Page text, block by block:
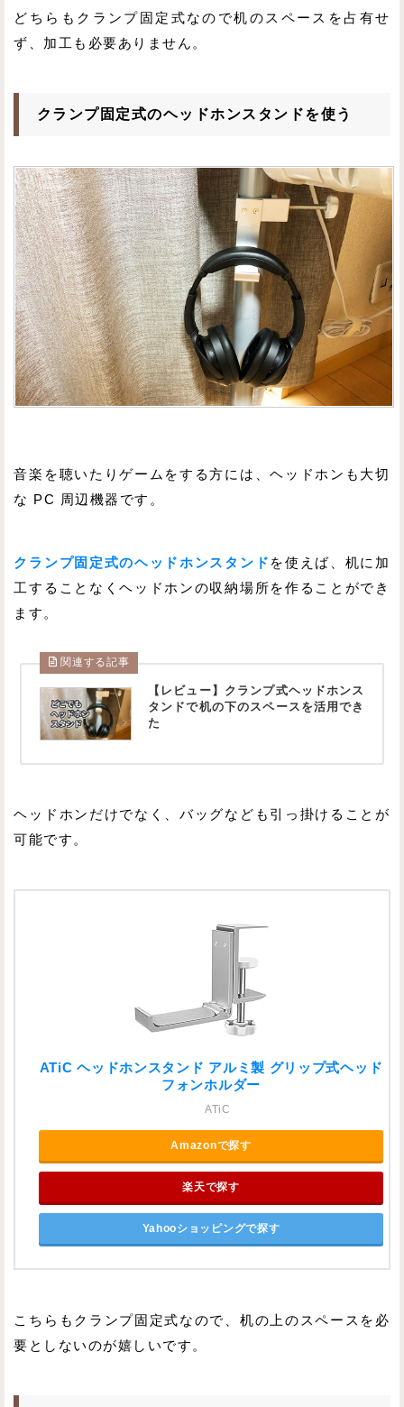
どちらもクランプ固定式なので机のスペースを占有せ
ず、加工も必要ありません。
クランプ固定式のヘッドホンスタンドを使う
音楽を聴いたりゲームをする方には、ヘッドホンも大切
な PC 周辺機器です。
クランプ固定式のヘッドホンスタンド を使えば、机に加
工することなくヘッドホンの収納場所を作ることができ
ます。
関連する記事
【レビュー】クランプ式ヘッドホンス
タンドで机の下のスペースを活用でき
た
ヘッドホンだけでなく、バッグなども引っ掛けることが
可能です。
ATiC ヘッドホンスタンド アルミ製 グリップ式ヘッド
フォンホルダー
ATiC
Amazonで探す
楽天で探す
Yahooショッピングで探す
こちらもクランプ固定式なので、机の上のスペースを必
要としないのが嬉しいです。